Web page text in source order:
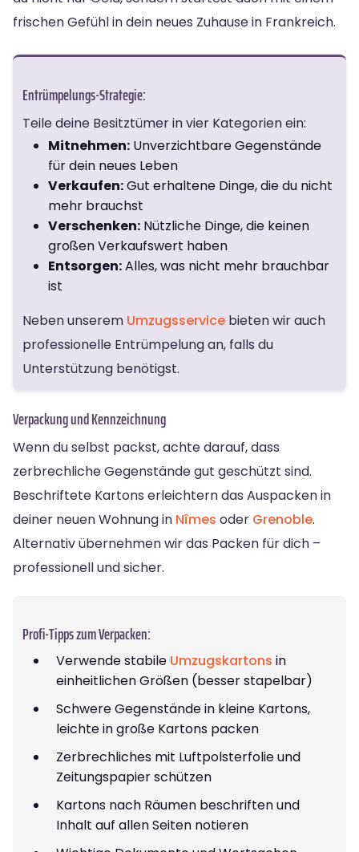
frischen Gefühl in dein neues Zuhause in Frankreich.
Entrümpelungs-Strategie:
Teile deine Besitztümer in vier Kategorien ein:
Mitnehmen: Unverzichtbare Gegenstände
für dein neues Leben
Verkaufen:Gut erhaltene Dinge, die du nicht
mehr brauchst
Verschenken: Nützliche Dinge, die keinen
großen Verkaufswert haben
Entsorgen:Alles, was nicht mehr brauchbar
ist
Neben unserem Umzugsservice bieten wir auch
professionelle Entrümpelung an, falls du
Unterstützung benötigst.
Verpackung und Kennzeichnung
Wenn du selbst packst, achte darauf, dass
zerbrechliche Gegenstände gut geschützt sind.
Beschriftete Kartons erleichtern das Auspacken in
deiner neuen Wohnung in Nîmes oder Grenoble.
Alternativ übernehmen wir das Packen für dich –
professionell und sicher.
Profi-Tipps zum Verpacken:
Verwende stabile Umzugskartons in
einheitlichen Größen (besser stapelbar)
Schwere Gegenstände in kleine Kartons,
leichte in große Kartons packen
Zerbrechliches mit Luftpolsterfolie und
Zeitungspapier schützen
Kartons nach Räumen beschriften und
Inhalt auf allen Seiten notieren